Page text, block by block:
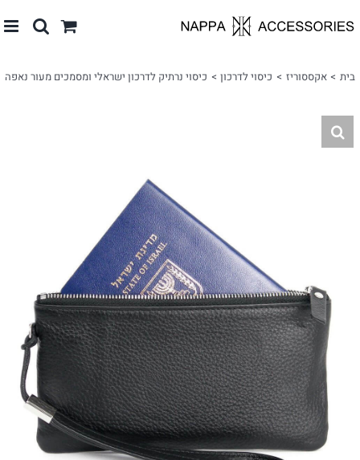
לתוכן
בית אקססוריז כיסוי לדרכון כיסוי נרתיק לדרכון ישראלי ומסמכים מעור נאפה